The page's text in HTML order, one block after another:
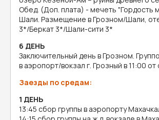
Обед. (Доп. плата) - мечеть "Гордость
Шали. Размещение в Грозном/Шали,
3*/Беркат 3*/Шали-сити 3*
6 ДЕНЬ
Заключительный день в Грозном.
в аэропорт/вокзал г. Грозный в 11:00 от
Заезды по средам:
1 ДЕНЬ
13:45 сбор группы в аэропорту